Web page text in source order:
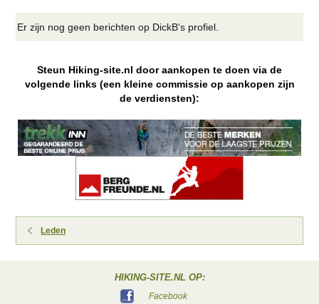
Er zijn nog geen berichten op DickB's profiel.
Steun Hiking-site.nl door aankopen te doen via de
volgende links (een kleine commissie op aankopen zijn
de verdiensten):
Leden
HIKING-SITE.NL OP:
Facebook